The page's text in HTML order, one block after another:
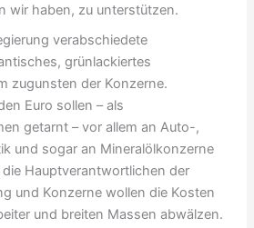
wir haben, zu unterstützen.
verabschiedete
grünlackiertes
zugunsten der Konzerne.
Euro sollen – als
getarnt – vor allem an Auto-,
und sogar an Mineralölkonzerne
Hauptverantwortlichen der
und Konzerne wollen die Kosten
und breiten Massen abwälzen.